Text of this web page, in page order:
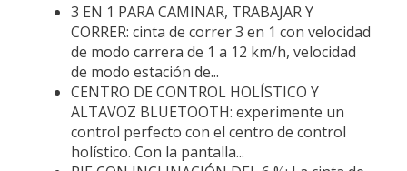
3 EN 1 PARA CAMINAR, TRABAJAR Y
CORRER: cinta de correr 3 en 1 con velocidad
de modo carrera de 1 a 12 km/h, velocidad
de modo estación de...
CENTRO DE CONTROL HOLÍSTICO Y
ALTAVOZ BLUETOOTH: experimente un
control perfecto con el centro de control
holístico. Con la pantalla...